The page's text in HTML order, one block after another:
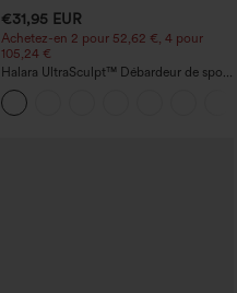
€31,95 EUR
Achetez-en 2 pour 52,62 €, 4 pour
105,24 €
Halara UltraSculpt™ Débardeur de sport
à col rond et ourlet arrondi